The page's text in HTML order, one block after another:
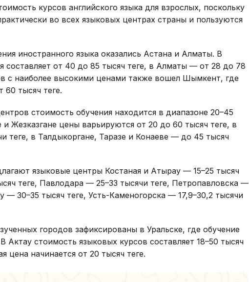
курсов английского языка для взрослых, поскольку
во всех языковых центрах страны и пользуются
иностранного языка оказались Астана и Алматы. В
составляет от 40 до 85 тысяч теңге, в Алматы — от 28 до 78
с наиболее высокими ценами также вошел Шымкент, где
тысяч теңге.
стоимость обучения находится в диапазоне 20–45
и Жезказгане цены варьируются от 20 до 60 тысяч теңге, в
теңге, в Талдыкоргане, Таразе и Конаеве — до 45 тысяч
языковые центры Костаная и Атырау — 15–25 тысяч
теңге, Павлодара — 25–33 тысячи теңге, Петропавловска —
— 30–35 тысяч теңге, Усть-Каменогорска — 17,9–30,2 тысячи
городов зафиксированы в Уральске, где обучение
В Актау стоимость языковых курсов составляет 18–50 тысяч
цена начинается от 20 тысяч теңге.